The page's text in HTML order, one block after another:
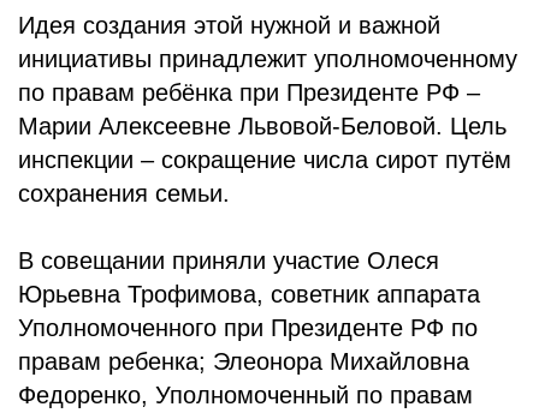
Идея создания этой нужной и важной
инициативы принадлежит уполномоченному
по правам ребёнка при Президенте РФ –
Марии Алексеевне Львовой-Беловой. Цель
инспекции – сокращение числа сирот путём
сохранения семьи.
В совещании приняли участие Олеся
Юрьевна Трофимова, советник аппарата
Уполномоченного при Президенте РФ по
правам ребенка; Элеонора Михайловна
Федоренко, Уполномоченный по правам